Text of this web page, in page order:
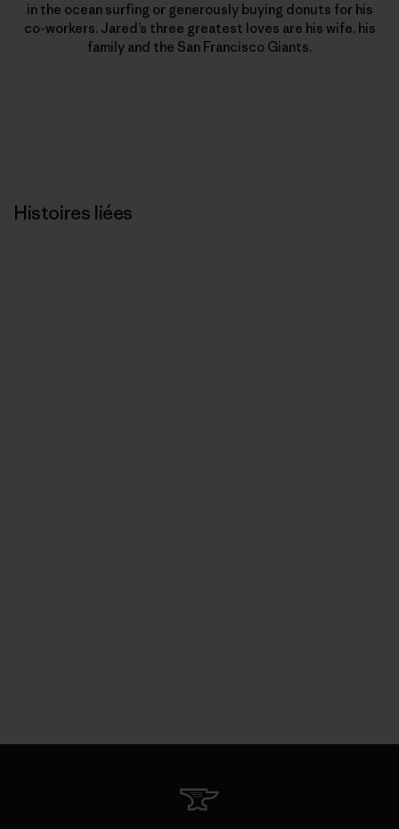
in the ocean surfing or generously buying donuts for his
co-workers. Jared’s three greatest loves are his wife, his
family and the San Francisco Giants.
Histoires liées